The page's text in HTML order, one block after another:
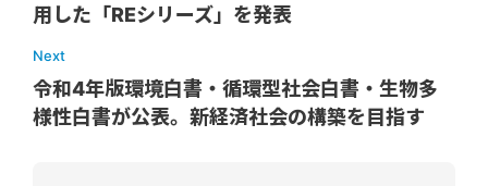
用した「REシリーズ」を発表
Next
令和4年版環境白書・循環型社会白書・生物多
様性白書が公表。新経済社会の構築を目指す